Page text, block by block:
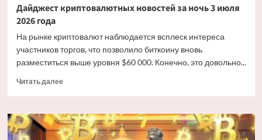
Дайджест криптовалютных новостей за ночь 3 июля
2026 года
На рынке криптовалют наблюдается всплеск интереса
участников торгов, что позволило биткоину вновь
разместиться выше уровня $60 000. Конечно, это довольно...
Читать далееПрочитать
Дайджест
криптовалютных
новостей